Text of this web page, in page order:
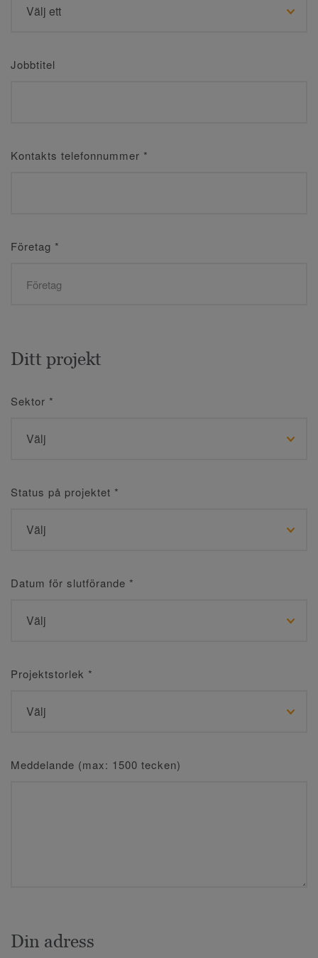
Jobbtitel
Kontakts telefonnummer *
Företag *
Ditt projekt
Sektor *
Status på projektet *
Datum för slutförande *
Projektstorlek *
Meddelande (max: 1500 tecken)
Din adress